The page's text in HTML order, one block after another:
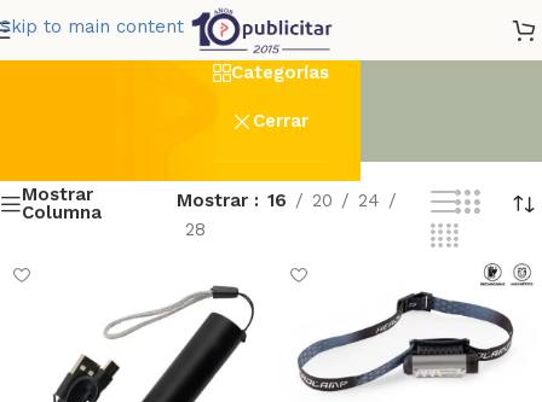
Skip to main contentLinternas
Categorías
Cerrar
Mostrar
Columna
Mostrar 16 20
24
28